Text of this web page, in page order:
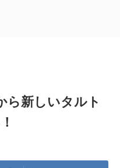
ら新しいタルト